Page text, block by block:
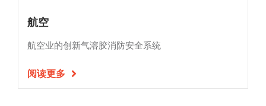
航空
航空业的创新气溶胶消防安全系统
阅读更多 